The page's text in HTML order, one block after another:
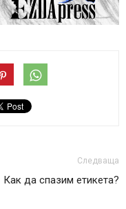
Следваща
Как да спазим етикета?